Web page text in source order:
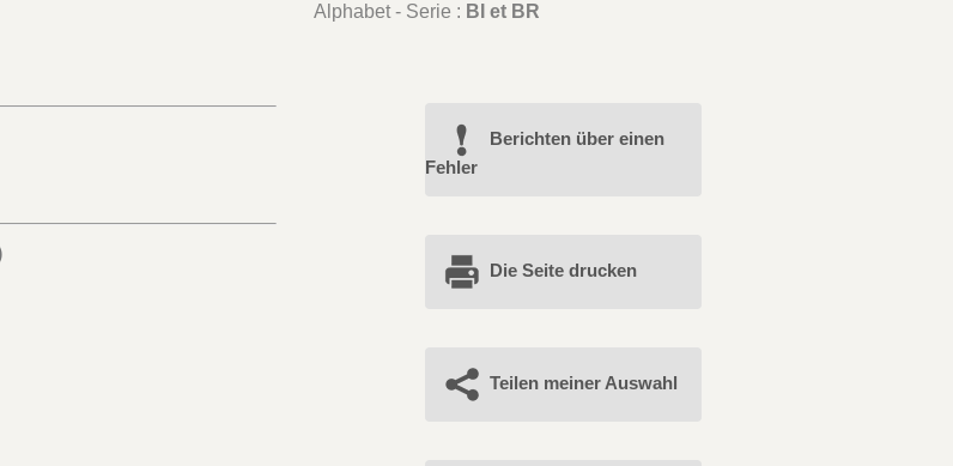
Alphabet - Serie : BI et BR
Berichten über einen
Fehler
Die Seite drucken
Teilen meiner Auswahl